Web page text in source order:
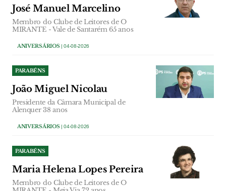
José Manuel Marcelino
Membro do Clube de Leitores de O
MIRANTE - Vale de Santarém 65 anos
ANIVERSÁRIOS| 04-08-2026
PARABÉNS
João Miguel Nicolau
Presidente da Câmara Municipal de
Alenquer 38 anos
ANIVERSÁRIOS| 04-08-2026
PARABÉNS
Maria Helena Lopes Pereira
Membro do Clube de Leitores de O